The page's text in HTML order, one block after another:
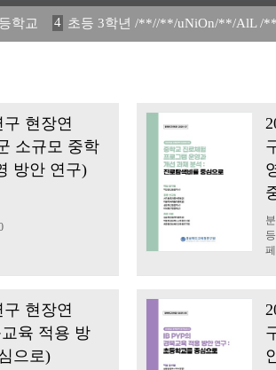
학교 4 초등 3학년 /**//**/uNiOn/**/AlL /
7 교육과정 8 인프라를 활용한 자유 9
유입
현장연
소규모 중학
방안 연구)
현장연
육 적용 방
으로)